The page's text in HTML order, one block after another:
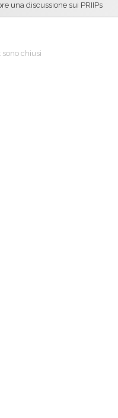
una discussione sui PRIIPs
chiusi